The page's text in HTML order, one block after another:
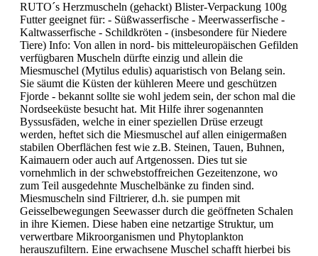
RUTO´s Herzmuscheln (gehackt) Blister-Verpackung 100g
Futter geeignet für: - Süßwasserfische - Meerwasserfische -
Kaltwasserfische - Schildkröten - (insbesondere für Niedere
Tiere) Info: Von allen in nord- bis mitteleuropäischen Gefilden
verfügbaren Muscheln dürfte einzig und allein die
Miesmuschel (Mytilus edulis) aquaristisch von Belang sein.
Sie säumt die Küsten der kühleren Meere und geschützen
Fjorde - bekannt sollte sie wohl jedem sein, der schon mal die
Nordseeküste besucht hat. Mit Hilfe ihrer sogenannten
Byssusfäden, welche in einer speziellen Drüse erzeugt
werden, heftet sich die Miesmuschel auf allen einigermaßen
stabilen Oberflächen fest wie z.B. Steinen, Tauen, Buhnen,
Kaimauern oder auch auf Artgenossen. Dies tut sie
vornehmlich in der schwebstoffreichen Gezeitenzone, wo
zum Teil ausgedehnte Muschelbänke zu finden sind.
Miesmuscheln sind Filtrierer, d.h. sie pumpen mit
Geisselbewegungen Seewasser durch die geöffneten Schalen
in ihre Kiemen. Diese haben eine netzartige Struktur, um
verwertbare Mikroorganismen und Phytoplankton
herauszufiltern. Eine erwachsene Muschel schafft hierbei bis